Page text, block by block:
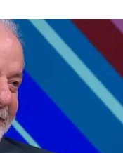
pela defesa do
o caso chama
sobre
da remuneração de
dívidas
, tema
Poder Judiciário.